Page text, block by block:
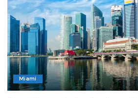
Miami